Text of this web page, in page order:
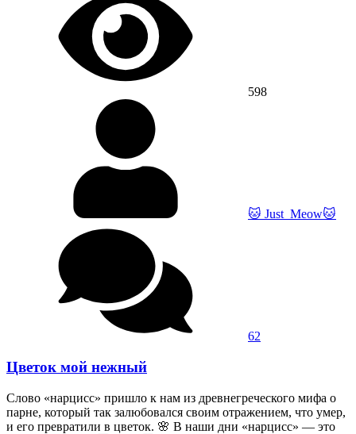
598
🐱 Just_Meow🐱
62
Цветок мой нежный
Слово «нарцисс» пришло к нам из древнегреческого мифа о
парне, который так залюбовался своим отражением, что умер,
и его превратили в цветок. 🌸 В наши дни «нарцисс» — это